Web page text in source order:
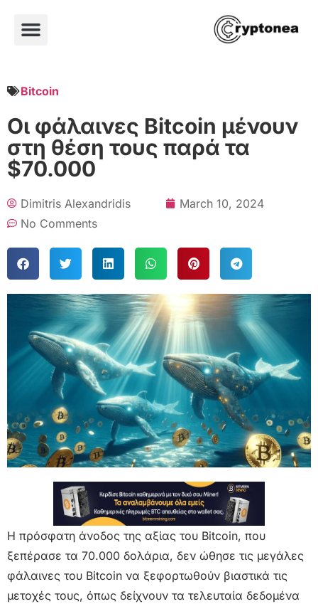
Bitcoin
Οι φάλαινες Bitcoin μένουν
στη θέση τους παρά τα
$70.000
Dimitris Alexandridis
March 10, 2024
No Comments
Η πρόσφατη άνοδος της αξίας του Bitcoin, που
ξεπέρασε τα 70.000 δολάρια, δεν ώθησε τις μεγάλες
φάλαινες του Bitcoin να ξεφορτωθούν βιαστικά τις
μετοχές τους, όπως δείχνουν τα τελευταία δεδομένα